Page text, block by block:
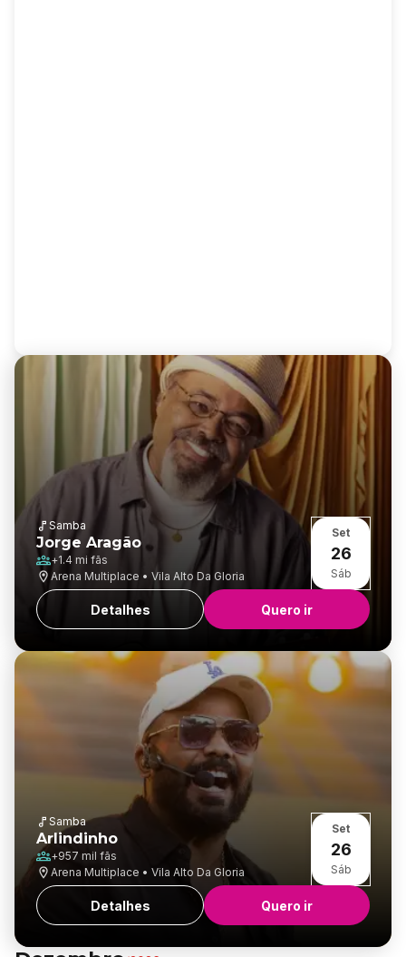
Samba
Jorge Aragão
+1.4 mi fãs
Arena Multiplace • Vila Alto Da Gloria
Set
26
Sáb
Detalhes Quero ir
Samba
Arlindinho
+957 mil fãs
Arena Multiplace • Vila Alto Da Gloria
Set
26
Sáb
Detalhes Quero ir